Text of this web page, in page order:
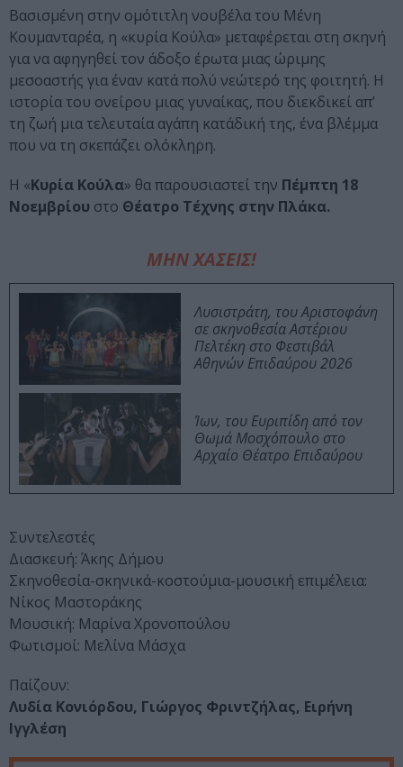
Βασισμένη στην ομότιτλη νουβέλα του Μένη
Κουμανταρέα, η «κυρία Κούλα» μεταφέρεται στη σκηνή
για να αφηγηθεί τον άδοξο έρωτα μιας ώριμης
μεσοαστής για έναν κατά πολύ νεώτερό της φοιτητή. Η
ιστορία του ονείρου μιας γυναίκας, που διεκδικεί απ’
τη ζωή μια τελευταία αγάπη κατάδική της, ένα βλέμμα
που να τη σκεπάζει ολόκληρη.
Η «Κυρία Κούλα» θα παρουσιαστεί την Πέμπτη 18
Νοεμβρίου στο Θέατρο Τέχνης στην Πλάκα.
ΜΗΝ ΧΑΣΕΙΣ!
Λυσιστράτη, του Αριστοφάνη
σε σκηνοθεσία Αστέριου
Πελτέκη στο Φεστιβάλ
Αθηνών Επιδαύρου 2026
Ίων, του Ευριπίδη από τον
Θωμά Μοσχόπουλο στο
Αρχαίο Θέατρο Επιδαύρου
Συντελεστές
Διασκευή: Άκης Δήμου
Σκηνοθεσία-σκηνικά-κοστούμια-μουσική επιμέλεια:
Νίκος Μαστοράκης
Μουσική: Μαρίνα Χρονοπούλου
Φωτισμοί: Μελίνα Μάσχα
Παίζουν:
Λυδία Κονιόρδου, Γιώργος Φριντζήλας, Ειρήνη
Ιγγλέση